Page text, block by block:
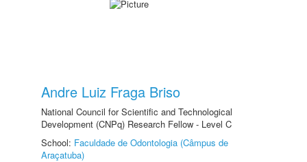
Andre Luiz Fraga Briso
National Council for Scientific and Technological
Development (CNPq) Research Fellow - Level C
School: Faculdade de Odontologia (Câmpus de
Araçatuba)